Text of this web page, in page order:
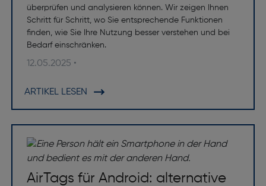
überprüfen und analysieren können. Wir zeigen Ihnen
Schritt für Schritt, wo Sie entsprechende Funktionen
finden, wie Sie Ihre Nutzung besser verstehen und bei
Bedarf einschränken.
12.05.2025 •
ARTIKEL LESEN
AirTags für Android: alternative